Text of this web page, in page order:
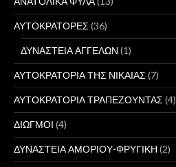
ΑΥΤΟΚΡΑΤΟΡΕΣ (36)
ΔΥΝΑΣΤΕΙΑ ΑΓΓΕΛΩΝ (1)
ΑΥΤΟΚΡΑΤΟΡΙΑ ΤΗΣ ΝΙΚΑΙΑΣ (7)
ΑΥΤΟΚΡΑΤΟΡΙΑ ΤΡΑΠΕΖΟΥΝΤΑΣ (4)
ΔΙΩΓΜΟΙ (4)
ΔΥΝΑΣΤΕΙΑ ΑΜΟΡΙΟΥ-ΦΡΥΓΙΚΗ (2)